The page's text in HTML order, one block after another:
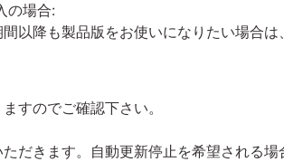
の場合:
以降も製品版をお使いになりたい場合は
すのでご確認下さい。
だきます。自動更新停止を希望される場